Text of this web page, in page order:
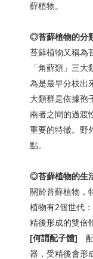
蘚植物。
◎苔蘚植物的分
苔蘚植物又稱為
「角蘚類」三
為是最早分枝出
大類群是依據孢
兩者之間的過渡
重要的特徵。野
點。
◎苔蘚植物的生
關於苔蘚植物，
植物有2個世代
精後形成的雙倍
[何謂配子體]
器，受精後會形